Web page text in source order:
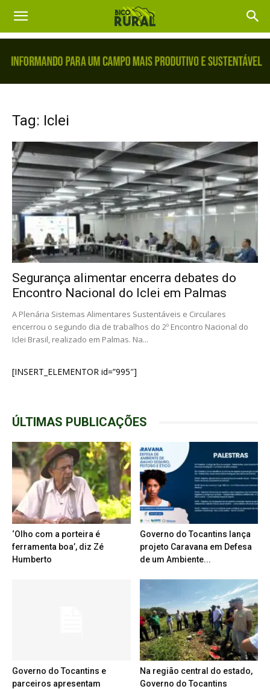
Tag: Iclei
Segurança alimentar encerra debates do
Encontro Nacional do Iclei em Palmas
A Plenária Sistemas Alimentares Sustentáveis e Circulares
encerrou o segundo dia de trabalhos do 2º Encontro Nacional do
Iclei Brasil, realizado em Palmas. Na...
[INSERT_ELEMENTOR id=”995″]
ÚLTIMAS PUBLICAÇÕES
‘Olho com a porteira é
ferramenta boa’, diz Zé
Humberto
Governo do Tocantins lança
projeto Caravana em Defesa
de um Ambiente...
Governo do Tocantins e
parceiros apresentam
Na região central do estado,
Governo do Tocantins